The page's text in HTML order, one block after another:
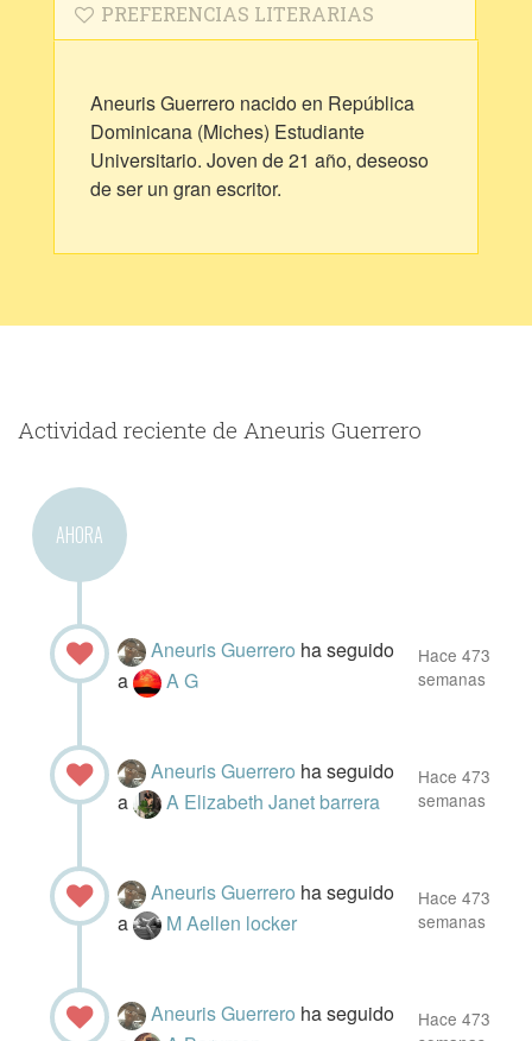
PREFERENCIAS LITERARIAS
Aneuris Guerrero nacido en República
Dominicana (Miches) Estudiante
Universitario. Joven de 21 año, deseoso
de ser un gran escritor.
Actividad reciente de Aneuris Guerrero
AHORA
Aneuris Guerrero ha seguido
a
A G
Hace 473
semanas
Aneuris Guerrero ha seguido
a
A Elizabeth Janet barrera
Hace 473
semanas
Aneuris Guerrero ha seguido
a
M Aellen locker
Hace 473
semanas
Aneuris Guerrero ha seguido
Hace 473